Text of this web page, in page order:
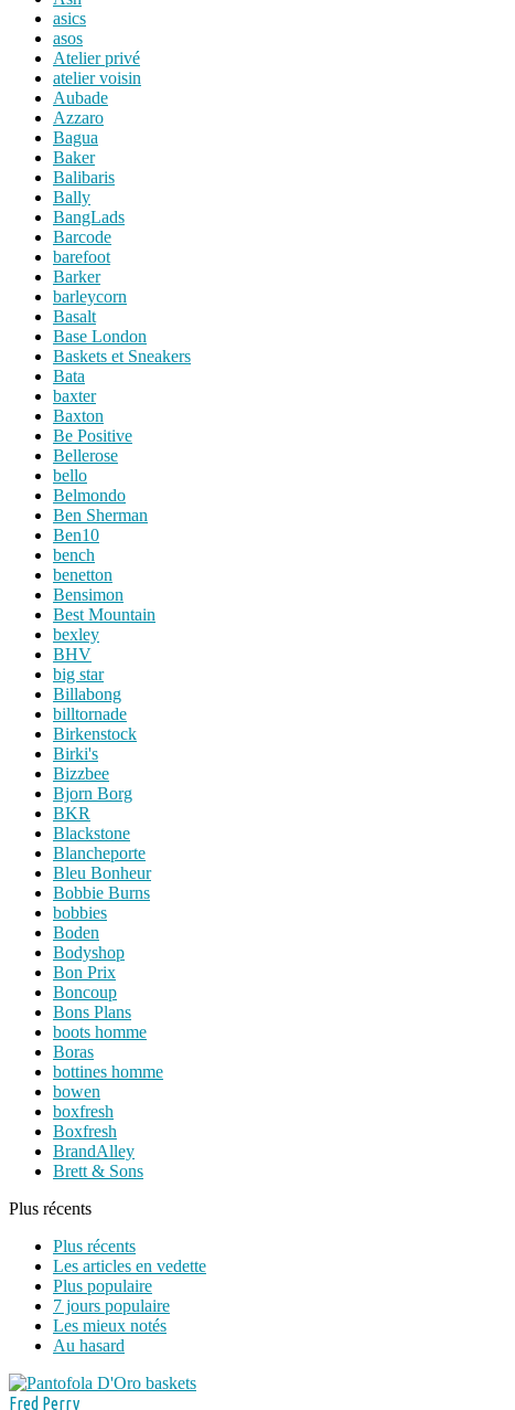
asics
asos
Atelier privé
atelier voisin
Aubade
Azzaro
Bagua
Baker
Balibaris
Bally
BangLads
Barcode
barefoot
Barker
barleycorn
Basalt
Base London
Baskets et Sneakers
Bata
baxter
Baxton
Be Positive
Bellerose
bello
Belmondo
Ben Sherman
Ben10
bench
benetton
Bensimon
Best Mountain
bexley
BHV
big star
Billabong
billtornade
Birkenstock
Birki's
Bizzbee
Bjorn Borg
BKR
Blackstone
Blancheporte
Bleu Bonheur
Bobbie Burns
bobbies
Boden
Bodyshop
Bon Prix
Boncoup
Bons Plans
boots homme
Boras
bottines homme
bowen
boxfresh
Boxfresh
BrandAlley
Brett & Sons
Plus récents
Plus récents
Les articles en vedette
Plus populaire
7 jours populaire
Les mieux notés
Au hasard
Fred Perry